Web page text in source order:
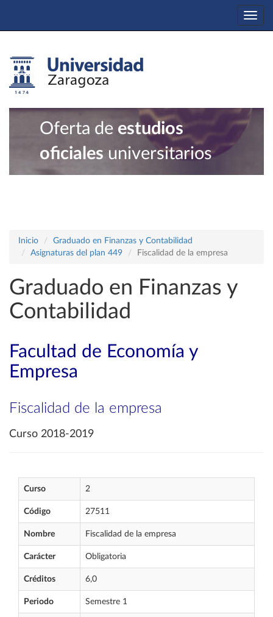
Oferta de estudios
oficiales universitarios
Inicio
Graduado en Finanzas y Contabilidad
Asignaturas del plan 449
Fiscalidad de la empresa
Graduado en Finanzas y
Contabilidad
Facultad de Economía y
Empresa
Fiscalidad de la empresa
Curso 2018-2019
Curso 2
Código 27511
Nombre Fiscalidad de la empresa
Carácter Obligatoria
Créditos 6,0
Periodo Semestre 1